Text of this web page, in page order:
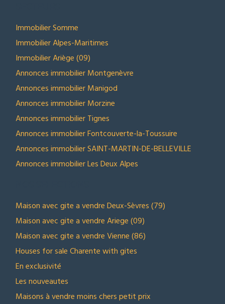
Immobilier Somme
Immobilier Alpes-Maritimes
Immobilier Ariège (09)
Annonces immobilier Montgenèvre
Annonces immobilier Manigod
Annonces immobilier Morzine
Annonces immobilier Tignes
Annonces immobilier Fontcouverte-la-Toussuire
Annonces immobilier SAINT-MARTIN-DE-BELLEVILLE
Annonces immobilier Les Deux Alpes
Maison avec gite a vendre Deux-Sèvres (79)
Maison avec gite a vendre Ariege (09)
Maison avec gite a vendre Vienne (86)
Houses for sale Charente with gites
En exclusivité
Les nouveautes
Maisons à vendre moins chers petit prix